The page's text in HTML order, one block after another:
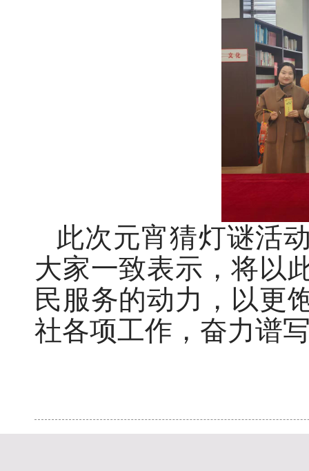
此次元宵猜灯谜活
大家一致表示，将以
民服务的动力，以更
社各项工作，奋力谱